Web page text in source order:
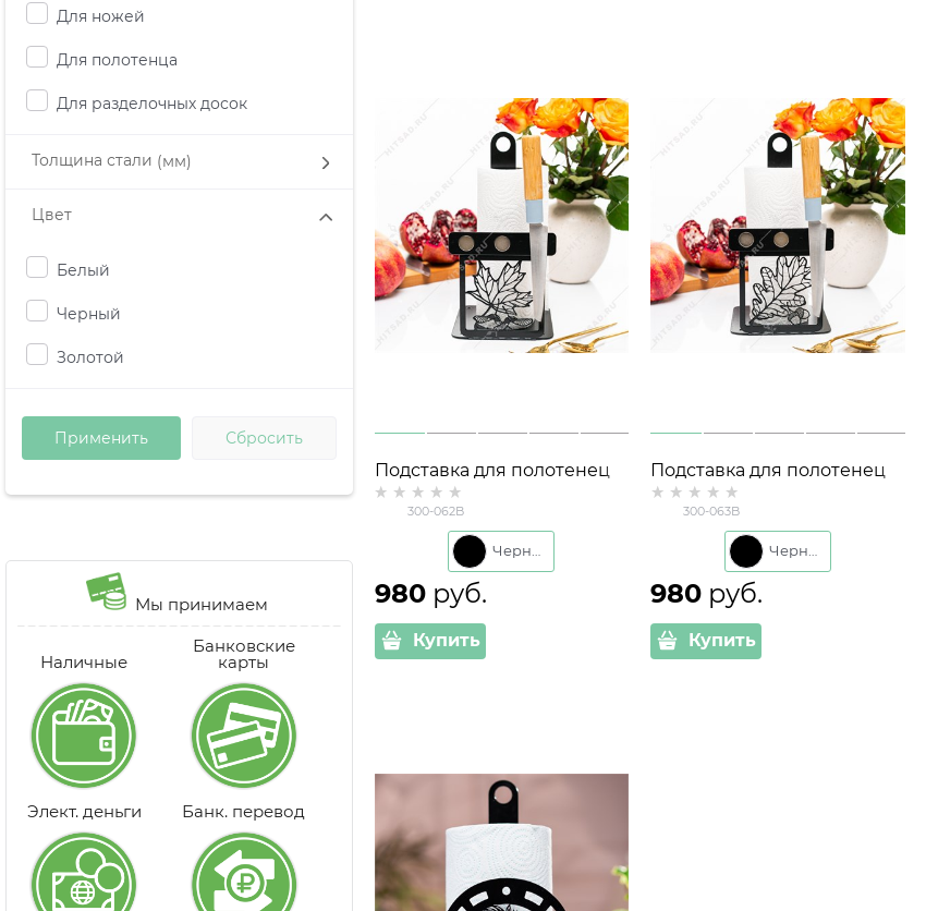
Для ножей
Для полотенца
Для разделочных досок
Толщина стали (мм)
Цвет
Белый
Черный
Золотой
Мы принимаем
Наличные
Банковские
карты
Элект. деньги Банк. перевод
Подставка для полотенец
300-062 с магнитным
держателем ножей
300-062B
Черный
980 руб.
Купить
Подставка для полотенец
300-063 с магнитным
держателем ножей
300-063B
Черный
980 руб.
Купить